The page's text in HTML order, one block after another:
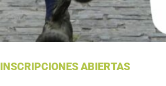
INSCRIPCIONES ABIERTAS